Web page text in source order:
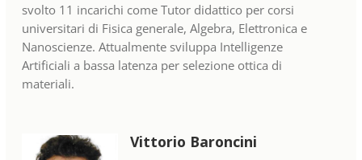
svolto 11 incarichi come Tutor didattico per corsi
universitari di Fisica generale, Algebra, Elettronica e
Nanoscienze. Attualmente sviluppa Intelligenze
Artificiali a bassa latenza per selezione ottica di
materiali.
Vittorio Baroncini